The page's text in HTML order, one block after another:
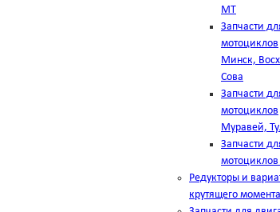
МТ
Запчасти
мотоциклов
Минск,
Сова
Запчасти
мотоциклов
Муравей,
Запчасти
мотоциклов
Редукторы и
крутящего момента